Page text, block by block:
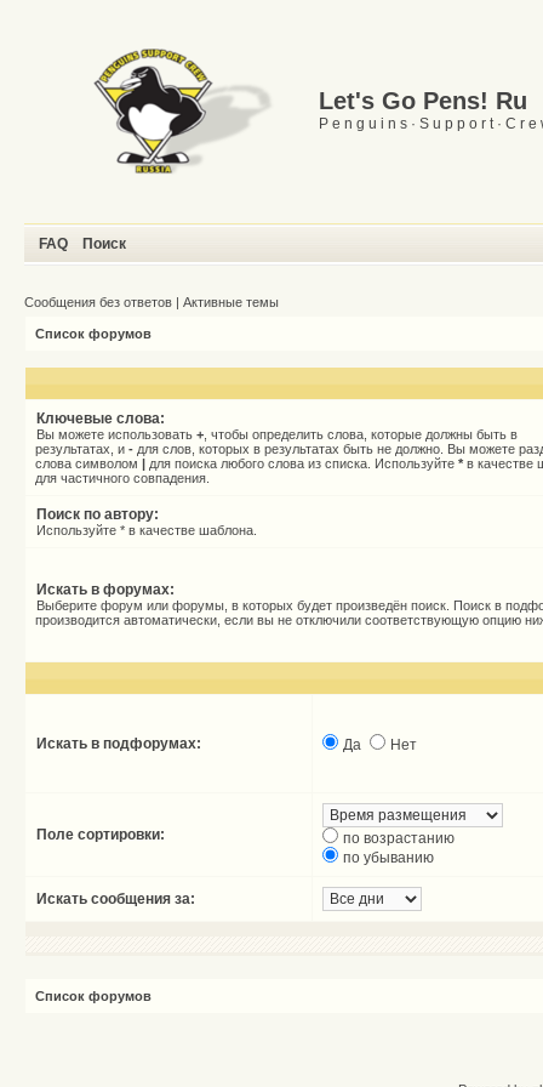
Let's Go Pens! Ru
P e n g u i n s · S u p p o r t · C r e
FAQ Поиск
Сообщения без ответов | Активные темы
Список форумов
Ключевые слова:
Вы можете использовать + , чтобы определить слова, которые должны быть в
результатах, и - для слов, которых в результатах быть не должно. Вы можете
слова символом | для поиска любого слова из списка. Используйте * в качестве
для частичного совпадения.
Поиск по автору:
Используйте * в качестве шаблона.
Искать в форумах:
Выберите форум или форумы, в которых будет произведён поиск. Поиск в
производится автоматически, если вы не отключили соответствующую опцию
Искать в подфорумах: Да Нет
Поле сортировки:
по возрастанию
по убыванию
Искать сообщения за:
Список форумов